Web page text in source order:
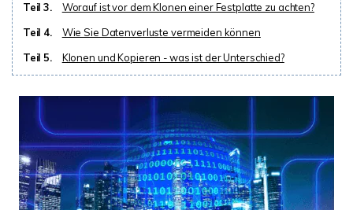
Teil 3.
Worauf ist vor dem Klonen einer Festplatte zu achten?
Teil 4.
Wie Sie Datenverluste vermeiden können
Teil 5.
Klonen und Kopieren - was ist der Unterschied?